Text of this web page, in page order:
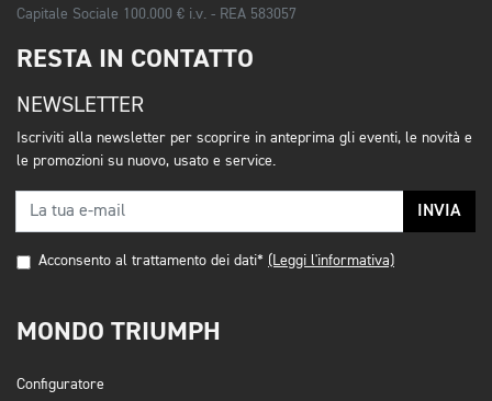
Capitale Sociale 100.000 € i.v. - REA 583057
RESTA IN CONTATTO
NEWSLETTER
Iscriviti alla newsletter per scoprire in anteprima gli eventi, le novità e
le promozioni su nuovo, usato e service.
INVIA
Acconsento al trattamento dei dati* (Leggi l'informativa)
MONDO TRIUMPH
Configuratore